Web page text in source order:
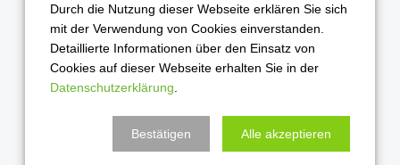
2022
Dezember 2022
November 2022
September 2022
Durch die Nutzung dieser Webseite erklären Sie sich
mit der Verwendung von Cookies einverstanden.
Detaillierte Informationen über den Einsatz von
Cookies auf dieser Webseite erhalten Sie in der
Datenschutzerklärung
Bestätigen Alle akzeptieren